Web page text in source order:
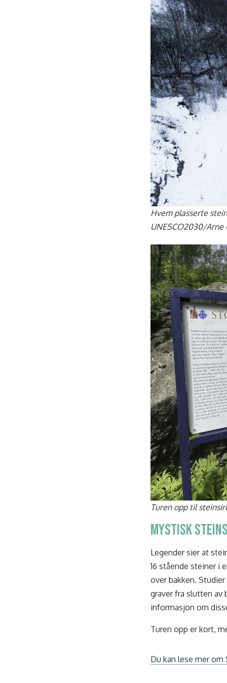
Hvem plasserte
UNESCO2030/
Turen opp til
Mystisk
Legender sier at
16 stående steiner i
over bakken.
graver fra slutten av
informasjon om
Turen opp er kort,
Du kan lese mer